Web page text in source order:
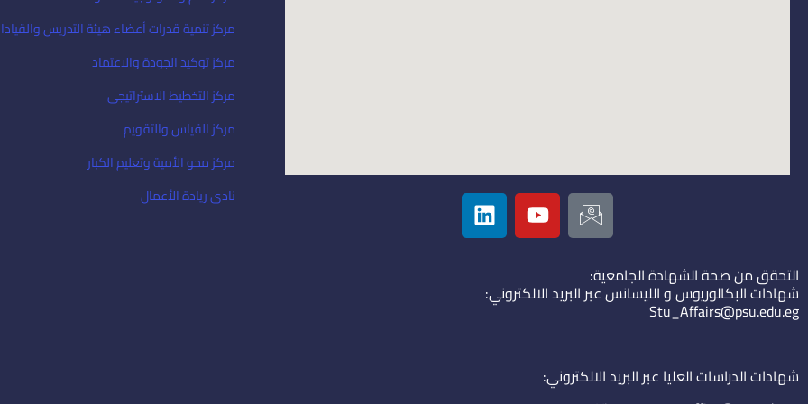
I
c
o
-
e
i
Y
o
u
u
b
L
i
n
التحقق من صحة الشهادة الجامعية:
شهادات البكالوريوس و الليسانس عبر البريد الالكتروني:
Stu_Affairs@psu.edu.eg
شهادات الدراسات العليا عبر البريد الالكتروني:
مركز تنمية قدرات أعضاء هيئة التدريس
مركز توكيد الجودة والاعتماد
مركز التخطيط الاستراتيجى
مركز القياس والتقويم
مركز محو الأمية وتعليم الكبار
نادى ريادة الأعمال